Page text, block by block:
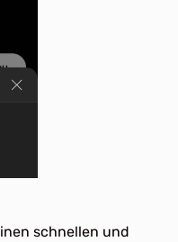
schnellen und